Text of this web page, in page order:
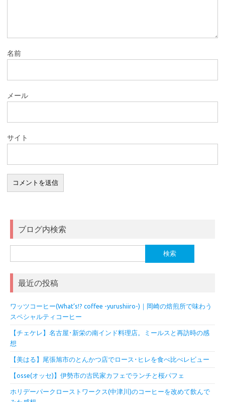
名前
メール
サイト
ブログ内検索
索:
最近の投稿
ワッツコーヒー(What’s!? coffee -yurushiiro-)｜岡崎の焙煎所で味わう
スペシャルティコーヒー
【チェケレ】名古屋･新栄の南インド料理店。ミールスと再訪時の感
想
【美はる】尾張旭市のとんかつ店でロース･ヒレを食べ比べレビュー
【osse(オッセ)】伊勢市の古民家カフェでランチと桜パフェ
ホリデーパークローストワークス(中津川)のコーヒーを改めて飲んで